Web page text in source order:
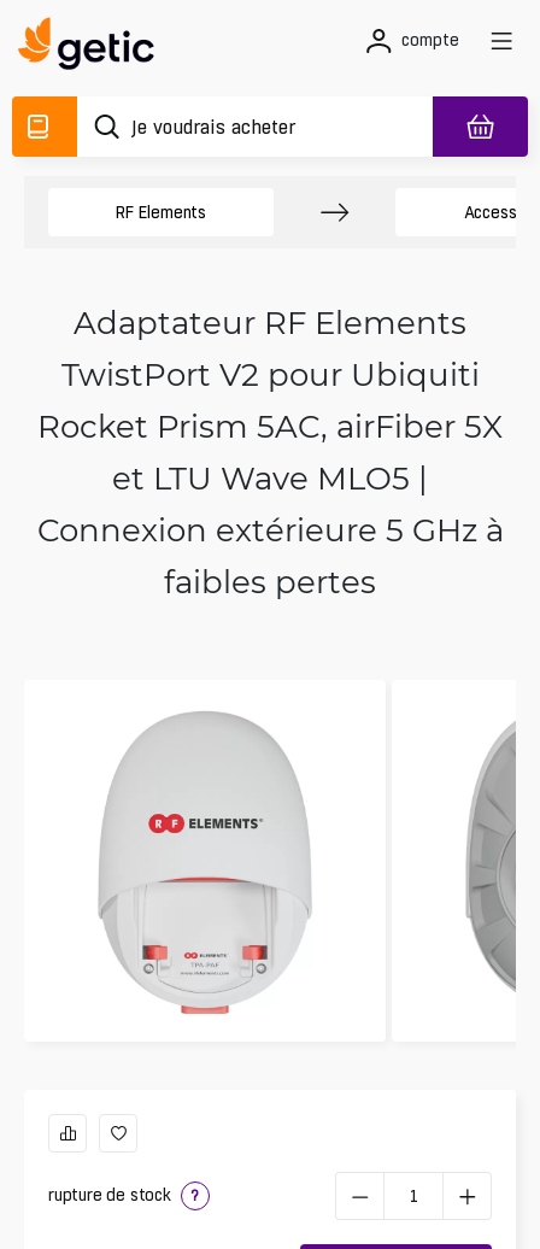
compte
RF Elements
Adaptateur RF Elements
TwistPort V2 pour Ubiquiti
Rocket Prism 5AC, airFiber 5X
et LTU Wave MLO5 |
Connexion extérieure 5 GHz à
faibles pertes
rupture de stock ?